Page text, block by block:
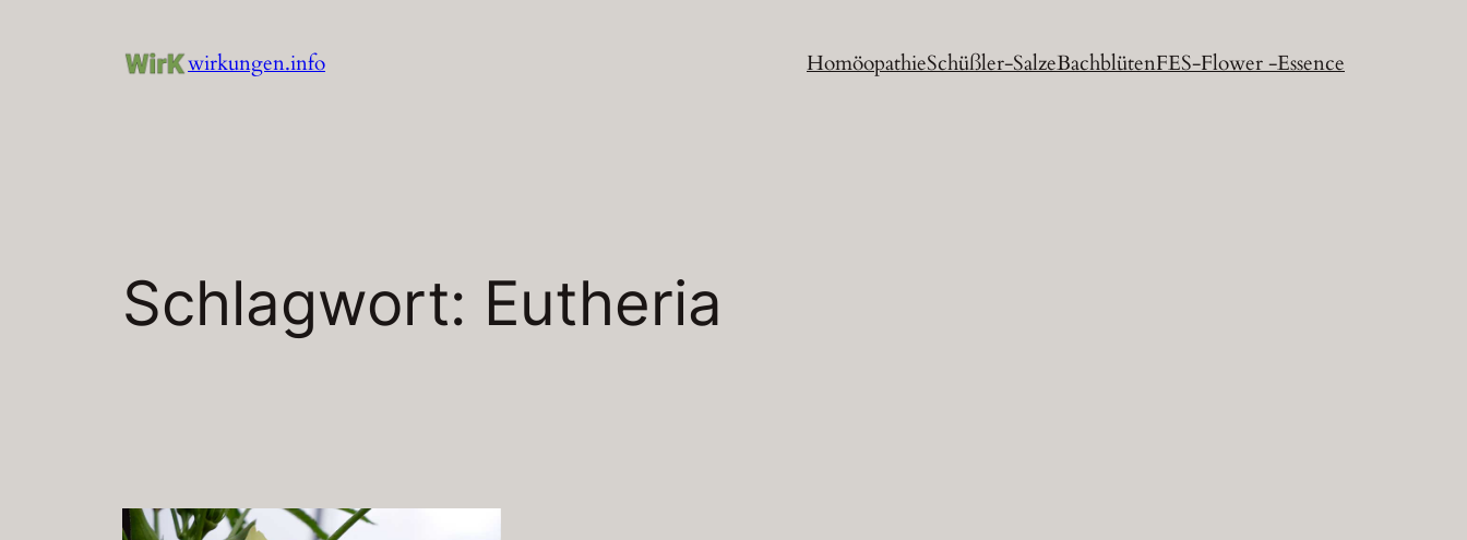
wirkungen.info HomöopathieSchüßler-SalzeBachblütenFES-Flower -Essence
Schlagwort: Eutheria